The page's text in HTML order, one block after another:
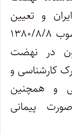
و تعیین
ضوابط به کارگیری آموزشیاران مصوب ۱۳۸۰/۸/۸
در نهضت
کارشناسی و
و همچنین
پیمانی